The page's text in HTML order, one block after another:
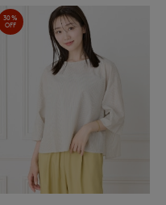
30%
OFF